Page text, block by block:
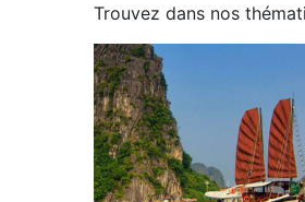
Trouvez dans nos